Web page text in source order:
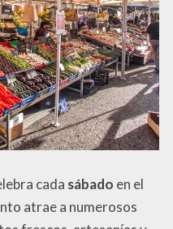
cada sábado en el
atrae a numerosos